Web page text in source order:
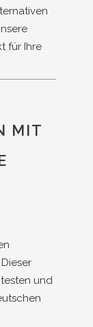
für Ihre
MIT
und